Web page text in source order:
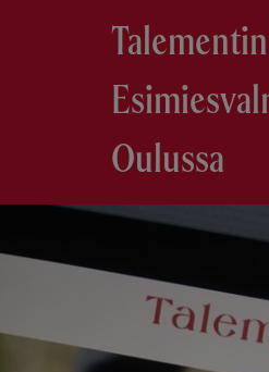
Oulussa